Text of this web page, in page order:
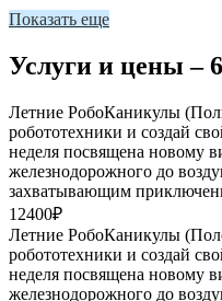
Показать еще
Услуги и цены –
Летние РобоКаникулы
робототехники и создай
неделя посвящена новому
железнодорожного до
захватывающим
12400₽
Летние РобоКаникулы
робототехники и создай
неделя посвящена новому
железнодорожного до